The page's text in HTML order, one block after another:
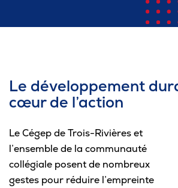
Carrière
Pour les entreprises
Le développement
cœur de l’action
Le Cégep de Trois-Rivières et
l’ensemble de la communauté
collégiale posent de nombreux
gestes pour réduire l’empreinte